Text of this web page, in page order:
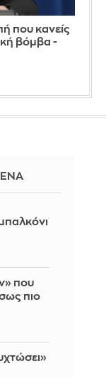
που κανείς
βόμβα -
που
πιο